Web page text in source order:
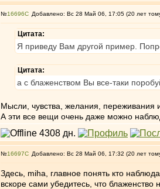
№16696 Добавлено: Вс 28 Май 06, 17:05 (20 лет
Цитата:
Я приведу Вам другой пример.
Цитата:
а с блаженством Вы все-таки
Мысли, чувства, желания, переживания
А эти все вещи очень даже можно
№16697 Добавлено: Вс 28 Май 06, 17:32 (20 лет
Здесь, miha, главное понять кто
вскоре сами убедитесь, что